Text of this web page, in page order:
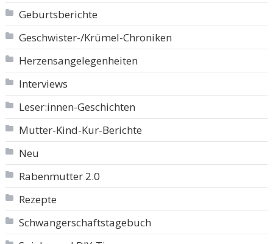
Geburtsberichte
Geschwister-/Krümel-Chroniken
Herzensangelegenheiten
Interviews
Leser:innen-Geschichten
Mutter-Kind-Kur-Berichte
Neu
Rabenmutter 2.0
Rezepte
Schwangerschaftstagebuch